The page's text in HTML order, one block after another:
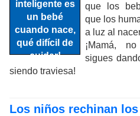
que los
que los
a luz al
¡Mamá,
sigues
siendo traviesa!
Los niños rechinan